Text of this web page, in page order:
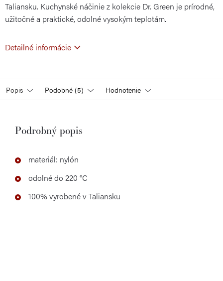
Taliansku. Kuchynské náčinie z kolekcie Dr. Green je prírodné,
užitočné a praktické, odolné vysokým teplotám.
Detailné informácie
Popis Podobné (5) Hodnotenie
Podrobný popis
materiál: nylón
odolné do 220 °C
100% vyrobené v Taliansku